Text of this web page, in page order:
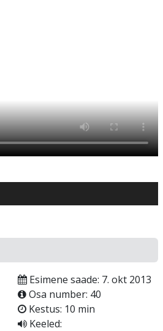
Esimene saade: 7. okt 2013
Osa number: 40
Kestus: 10 min
Keeled: